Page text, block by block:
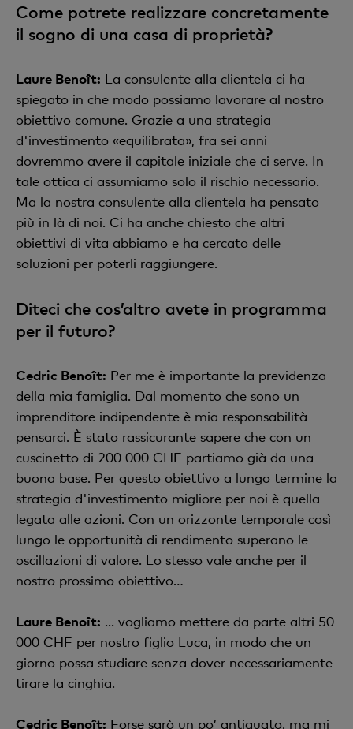
Come potrete realizzare concretamente
il sogno di una casa di proprietà?
Laure Benoît: La consulente alla clientela ci ha
spiegato in che modo possiamo lavorare al nostro
obiettivo comune. Grazie a una strategia
d'investimento «equilibrata», fra sei anni
dovremmo avere il capitale iniziale che ci serve. In
tale ottica ci assumiamo solo il rischio necessario.
Ma la nostra consulente alla clientela ha pensato
più in là di noi. Ci ha anche chiesto che altri
obiettivi di vita abbiamo e ha cercato delle
soluzioni per poterli raggiungere.
Diteci che cos’altro avete in programma
per il futuro?
Cedric Benoît: Per me è importante la previdenza
della mia famiglia. Dal momento che sono un
imprenditore indipendente è mia responsabilità
pensarci. È stato rassicurante sapere che con un
cuscinetto di 200 000 CHF partiamo già da una
buona base. Per questo obiettivo a lungo termine la
strategia d'investimento migliore per noi è quella
legata alle azioni. Con un orizzonte temporale così
lungo le opportunità di rendimento superano le
oscillazioni di valore. Lo stesso vale anche per il
nostro prossimo obiettivo…
Laure Benoît: ... vogliamo mettere da parte altri 50
000 CHF per nostro figlio Luca, in modo che un
giorno possa studiare senza dover necessariamente
tirare la cinghia.
Cedric Benoît: Forse sarò un po’ antiquato, ma mi